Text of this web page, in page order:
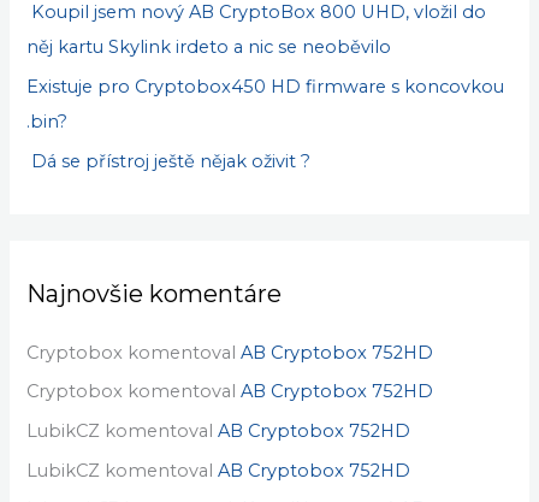
Koupil jsem nový AB CryptoBox 800 UHD, vložil do
něj kartu Skylink irdeto a nic se neoběvilo
Existuje pro Cryptobox450 HD firmware s koncovkou
.bin?
Dá se přístroj ještě nějak oživit ?
Najnovšie komentáre
Cryptobox komentovalAB Cryptobox 752HD
Cryptobox komentovalAB Cryptobox 752HD
LubikCZ komentovalAB Cryptobox 752HD
LubikCZ komentovalAB Cryptobox 752HD